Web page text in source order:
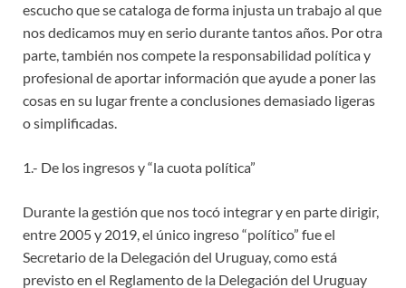
escucho que se cataloga de forma injusta un trabajo al que
nos dedicamos muy en serio durante tantos años. Por otra
parte, también nos compete la responsabilidad política y
profesional de aportar información que ayude a poner las
cosas en su lugar frente a conclusiones demasiado ligeras
o simplificadas.
1.- De los ingresos y “la cuota política”
Durante la gestión que nos tocó integrar y en parte dirigir,
entre 2005 y 2019, el único ingreso “político” fue el
Secretario de la Delegación del Uruguay, como está
previsto en el Reglamento de la Delegación del Uruguay